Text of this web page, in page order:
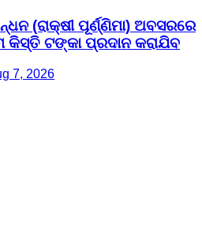
(ରାକ୍ଷୀ ପୂର୍ଣ୍ଣିମା) ଅବସରରେ
କିସ୍ତି ଟଙ୍କା ପ୍ରଦାନ କରାଯିବ
7, 2026